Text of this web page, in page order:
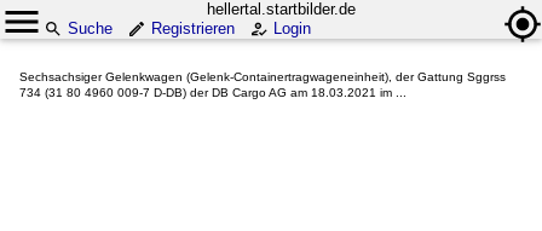
hellertal.startbilder.de
Suche
Registrieren Login
Sechsachsiger Gelenkwagen (Gelenk-Containertragwageneinheit), der Gattung Sggrss
734 (31 80 4960 009-7 D-DB) der DB Cargo AG am 18.03.2021 im ...